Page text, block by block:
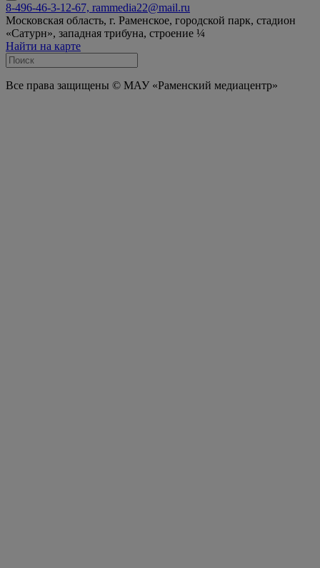
8-496-46-3-12-67, rammedia22@mail.ru
Московская область, г. Раменское, городской парк, стадион
«Сатурн», западная трибуна, строение ¼
Найти на карте
Все права защищены © МАУ «Раменский медиацентр»